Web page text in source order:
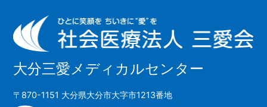
大分三愛メディカルセンター
〒870-1151 大分県大分市大字市1213番地